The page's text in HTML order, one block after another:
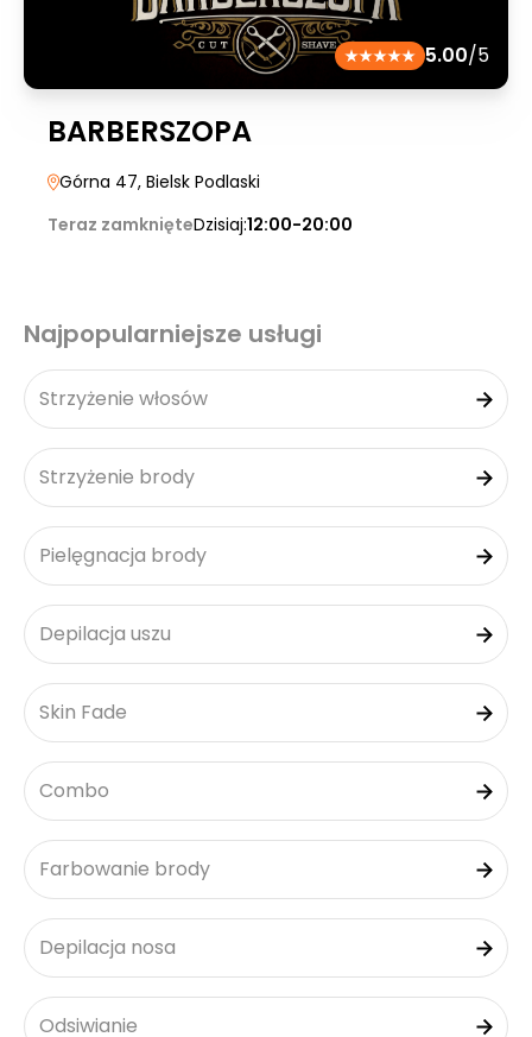
5.00/5
BARBERSZOPA
Górna 47, Bielsk Podlaski
Teraz zamknięteDzisiaj:12:00-20:00
Najpopularniejsze usługi
Strzyżenie włosów
Strzyżenie brody
Pielęgnacja brody
Depilacja uszu
Skin Fade
Combo
Farbowanie brody
Depilacja nosa
Odsiwianie